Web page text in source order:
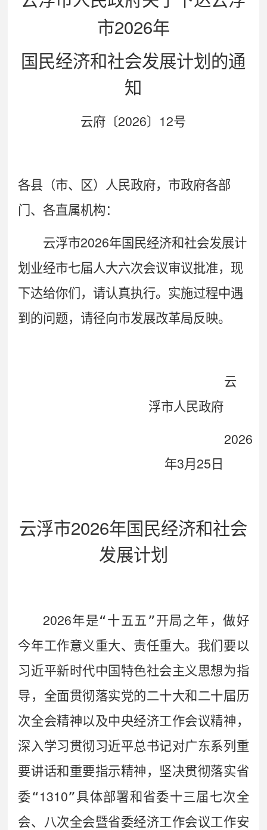
市2026年
国民经济和社会发展计划的通
知
云府〔2026〕 12号
各县（市、区）人民政府，市政府各部
门、各直属机构：
云浮市2026年国民经济和社会发展计
划业经市七届人大六次会议审议批准，现
下达给你们，请认真执行。实施过程中遇
到的问题，请径向市发展改革局反映。
云
浮市人民政府
2026
年3月25 日
云浮市2026年国民经济和社会
发展计划
2026年是“十五五”开局 之年，做好
今年工作意义重大、责任重大。我们要以
习近平新时代中国特色社会主义思想为指
导，全面贯彻落实党的二十大和二十届历
次全会精神以及中央经济工作会议精神，
深入学习贯彻习近平总书记对广东系列重
要讲话和重要指示精神，坚决贯彻落实省
委“1310”具体部署和省委十三届七次全
会、八次全会暨省委经济工作会议工作安